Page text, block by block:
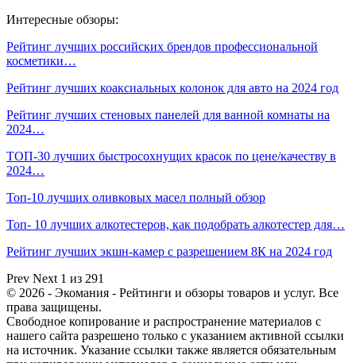
Интересные обзоры:
Рейтинг лучших российских брендов профессиональной
косметики…
Рейтинг лучших коаксиальных колонок для авто на 2024 год
Рейтинг лучших стеновых панелей для ванной комнаты на
2024…
ТОП-30 лучших быстросохнущих красок по цене/качеству в
2024…
Топ-10 лучших оливковых масел полный обзор
Топ- 10 лучших алкотестеров, как подобрать алкотестер для…
Рейтинг лучших экшн-камер с разрешением 8К на 2024 год
Prev Next 1 из 291
© 2026 - Экомания - Рейтинги и обзоры товаров и услуг. Все
права защищены.
Свободное копирование и распространение материалов с
нашего сайта разрешено только с указанием активной ссылки
на источник. Указание ссылки также является обязательным